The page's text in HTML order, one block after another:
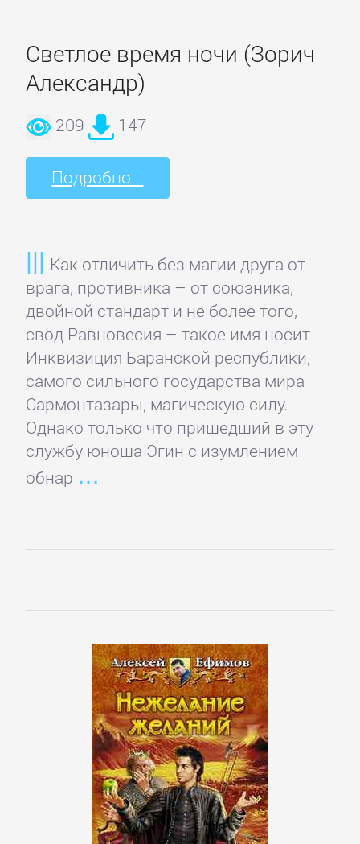
Светлое время ночи (Зорич
Александр)
209 147
Подробно...
Как отличить без магии друга от
врага, противника – от союзника,
двойной стандарт и не более того,
свод Равновесия – такое имя носит
Инквизиция Баранской республики,
самого сильного государства мира
Сармонтазары, магическую силу.
Однако только что пришедший в эту
службу юноша Эгин с изумлением
обнар
Ценные
инвестиции
Экономика
Боевая
фантастика
Прочее
Криминальные
боевики
детективы
Иронические
детективы
Исторические
детективы